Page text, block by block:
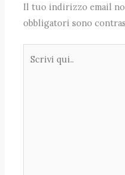
Il tuo indirizzo email
obbligatori sono